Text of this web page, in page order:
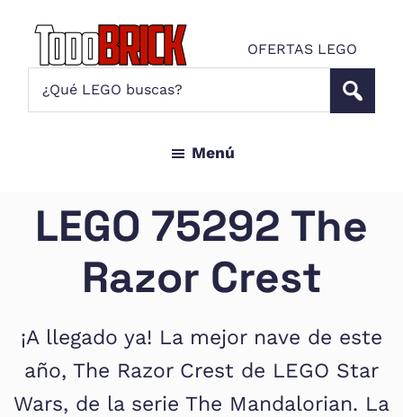
contenido
principal
página
Brick
OFERTAS LEGO
Noticias
Menú
LEGO 75292 The
Razor Crest
¡A llegado ya! La mejor nave de este
año, The Razor Crest de LEGO Star
Wars, de la serie The Mandalorian. La